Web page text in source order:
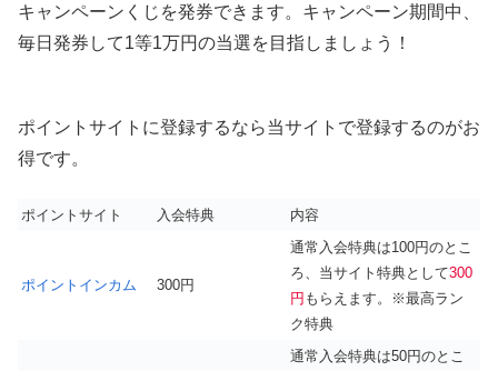
キャンペーンくじを発券できます。キャンペーン期間中、
毎日発券して1等1万円の当選を目指しましょう！
ポイントサイトに登録するなら当サイトで登録するのがお
得です。
ポイントサイト 入会特典 内容
ポイントインカム 300円
通常入会特典は100円のとこ
ろ、当サイト特典として300
円 もらえます。※最高ラン
ク特典
通常入会特典は50円のとこ